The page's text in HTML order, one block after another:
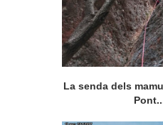
La senda dels